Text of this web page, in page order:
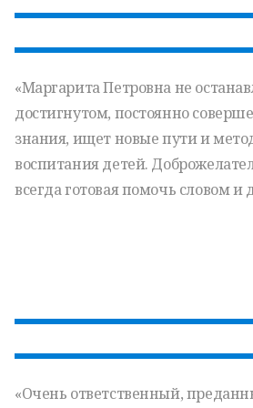
«Маргарита Петровна не
достигнутом, постоянно
знания, ищет новые пути и
воспитания детей.
всегда готовая помочь словом и
«Очень ответственный,